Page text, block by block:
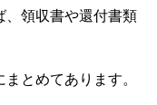
、領収書や還付書類
とめてあります。